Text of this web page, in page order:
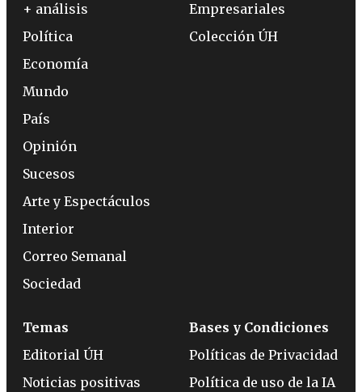
+ análisis
Política
Economía
Mundo
País
Opinión
Sucesos
Arte y Espectáculos
Interior
Correo Semanal
Sociedad
Empresariales
Colección ÚH
Temas
Editorial ÚH
Noticias positivas
Bases y Condiciones
Políticas de Privacidad
Política de uso de la IA